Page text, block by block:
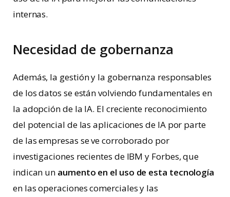
internas.
Necesidad de gobernanza
Además, la gestión y la gobernanza responsables
de los datos se están volviendo fundamentales en
la adopción de la IA. El creciente reconocimiento
del potencial de las aplicaciones de IA por parte
de las empresas se ve corroborado por
investigaciones recientes de IBM y Forbes, que
indican un aumento en el uso de esta tecnología
en las operaciones comerciales y las